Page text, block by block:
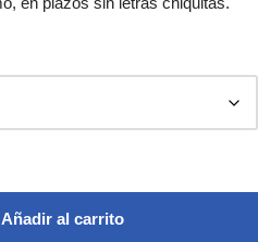
Añadir al carrito